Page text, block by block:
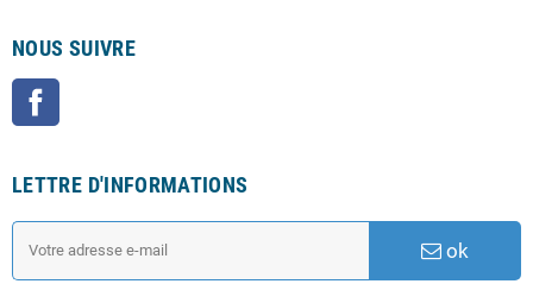
NOUS SUIVRE
LETTRE D'INFORMATIONS
ok